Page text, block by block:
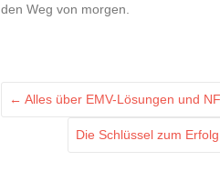
den Weg von morgen.
← Alles über EMV-Lösungen und
Die Schlüssel zum